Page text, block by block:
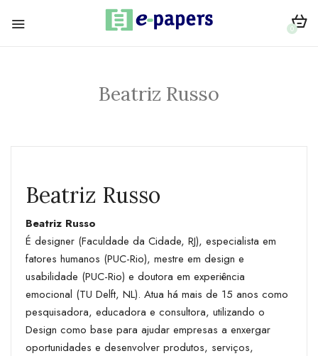
0
Beatriz Russo
Beatriz Russo
Beatriz Russo
É designer (Faculdade da Cidade, RJ), especialista em
fatores humanos (PUC-Rio), mestre em design e
usabilidade (PUC-Rio) e doutora em experiência
emocional (TU Delft, NL). Atua há mais de 15 anos como
pesquisadora, educadora e consultora, utilizando o
Design como base para ajudar empresas a enxergar
oportunidades e desenvolver produtos, serviços,